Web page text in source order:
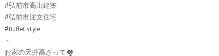
#弘前市高山建築
#弘前市注文住宅
#Buffet style
・
お家の天井高さって🏘